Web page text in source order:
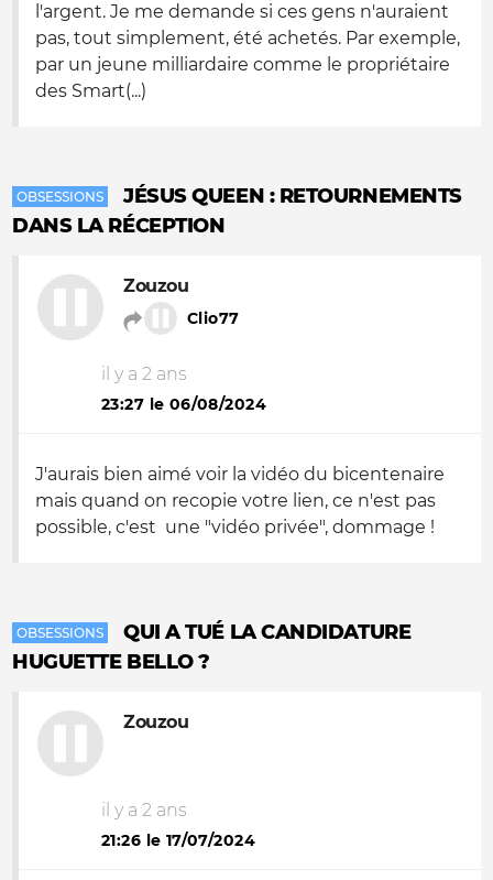
l'argent. Je me demande si ces gens n'auraient
pas, tout simplement, été achetés. Par exemple,
par un jeune milliardaire comme le propriétaire
des Smart(...)
OBSESSIONS
JÉSUS QUEEN : RETOURNEMENTS
DANS LA RÉCEPTION
Zouzou
Clio77
il y a 2 ans
23:27 le 06/08/2024
J'aurais bien aimé voir la vidéo du bicentenaire
mais quand on recopie votre lien, ce n'est pas
possible, c'est une "vidéo privée", dommage !
OBSESSIONS
QUI A TUÉ LA CANDIDATURE
HUGUETTE BELLO ?
Zouzou
il y a 2 ans
21:26 le 17/07/2024